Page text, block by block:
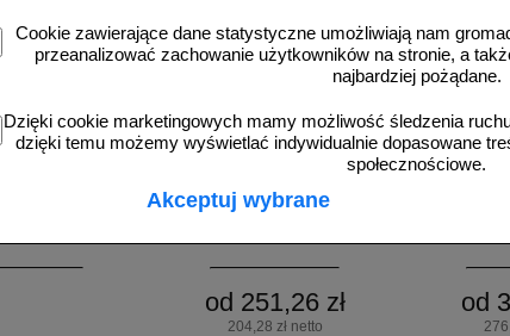
Cookie zawierające dane statystyczne umożliwiają nam
przeanalizować zachowanie użytkowników na stronie, a
najbardziej pożądane.
Dzięki cookie marketingowych mamy możliwość śledzenia
dzięki temu możemy wyświetlać indywidualnie dopasowane
społecznościowe.
Akceptuj wybrane
9kg ABC/MP/E -
Silesian GP-9x
1A007
Gaśnica płynowa 2l ABF - Gaz-Tech
od 251,26 zł
204,28 zł netto
1A016
Gaśnica
od